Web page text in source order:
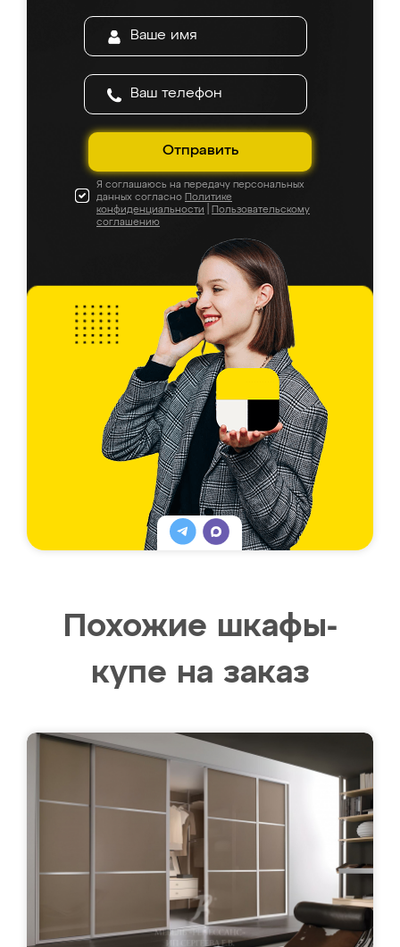
Отправить
Я соглашаюсь на передачу персональных
данных согласно Политике
конфиденциальности
Пользовательскому
соглашению
Похожие шкафы-
купе на заказ